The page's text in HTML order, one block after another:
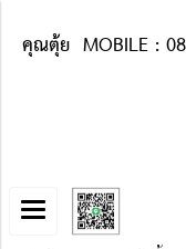
คุณตุ้ย MOBILE :